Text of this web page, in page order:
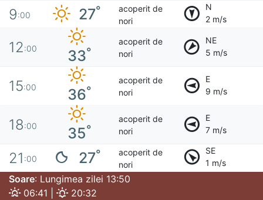
9:00 27°
acoperit de
nori
N
2 m/s
12:00 33°
acoperit de
nori
NE
5 m/s
15:00 36°
acoperit de
nori
E
9 m/s
18:00 35°
acoperit de
nori
E
7 m/s
21 :00 27°
acoperit de
nori
SE
1 m/s
Soare: Lungimea zilei 13:50
06:41 |
20:32